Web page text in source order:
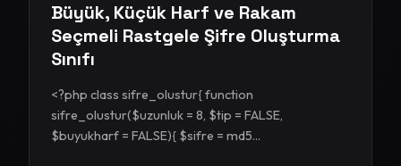
Büyük, Küçük Harf ve Rakam
Seçmeli Rastgele Şifre Oluşturma
Sınıfı
<?php class sifre_olustur{ function
sifre_olustur($uzunluk = 8, $tip = FALSE,
$buyukharf = FALSE){ $sifre = md5...